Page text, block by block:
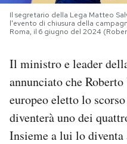
I MIEI PREFERITI
SHOP
CALENDARIO
Il segretario della Lega Matteo
l'evento di chiusura della
Roma, il 6 giugno del 2024
Il ministro e leader
annunciato che
europeo eletto lo
diventerà uno dei
Insieme a lui lo diventa